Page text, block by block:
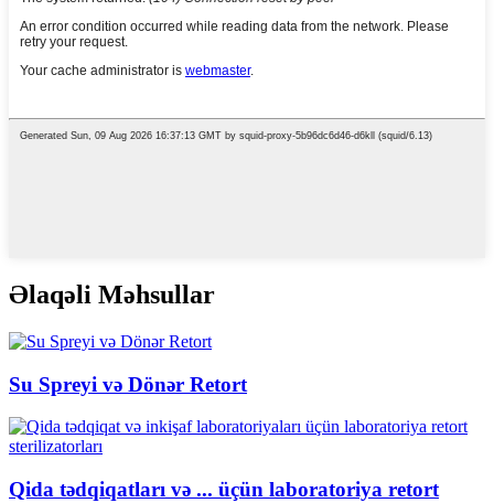
Əlaqəli Məhsullar
Su Spreyi və Dönər Retort
Qida tədqiqatları və ... üçün laboratoriya retort